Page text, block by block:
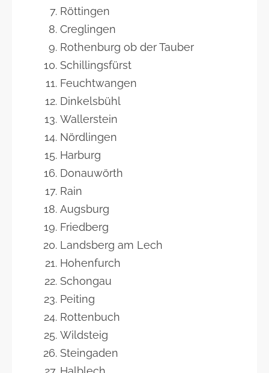
Röttingen
Creglingen
Rothenburg ob der Tauber
Schillingsfürst
Feuchtwangen
Dinkelsbühl
Wallerstein
Nördlingen
Harburg
Donauwörth
Rain
Augsburg
Friedberg
Landsberg am Lech
Hohenfurch
Schongau
Peiting
Rottenbuch
Wildsteig
Steingaden